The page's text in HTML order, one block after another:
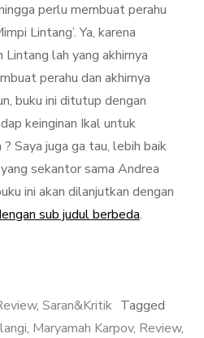
perlu membuat perahu
Lintang’. Ya, karena
Lintang lah yang akhirnya
perahu dan akhirnya
buku ini ditutup dengan
keinginan Ikal untuk
Saya juga ga tau, lebih baik
yang sekantor sama Andrea
ini akan dilanjutkan dengan
sub judul berbeda.
, Saran&Kritik Tagged
, Maryamah Karpov, Review,